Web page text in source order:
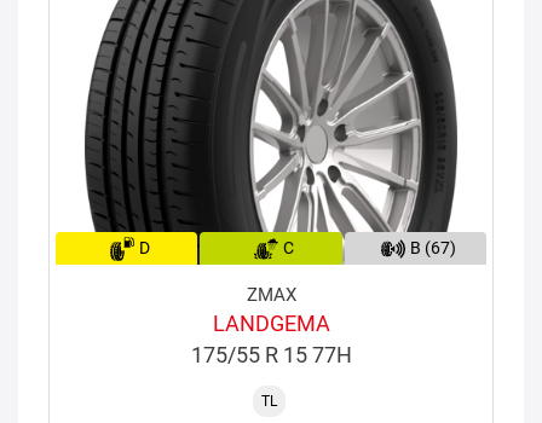
D C B (67)
ZMAX
LANDGEMA
175/55 R 15 77H
TL